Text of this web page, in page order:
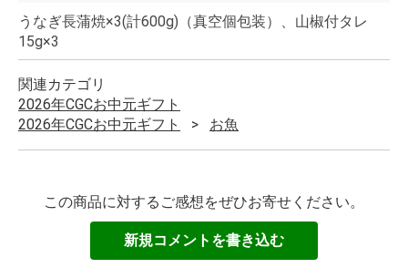
うなぎ長蒲焼×3(計600g)（真空個包装）、山椒付タレ
15g×3
関連カテゴリ
2026年CGCお中元ギフト
2026年CGCお中元ギフト
お魚
この商品に対するご感想をぜひお寄せください。
新規コメントを書き込む